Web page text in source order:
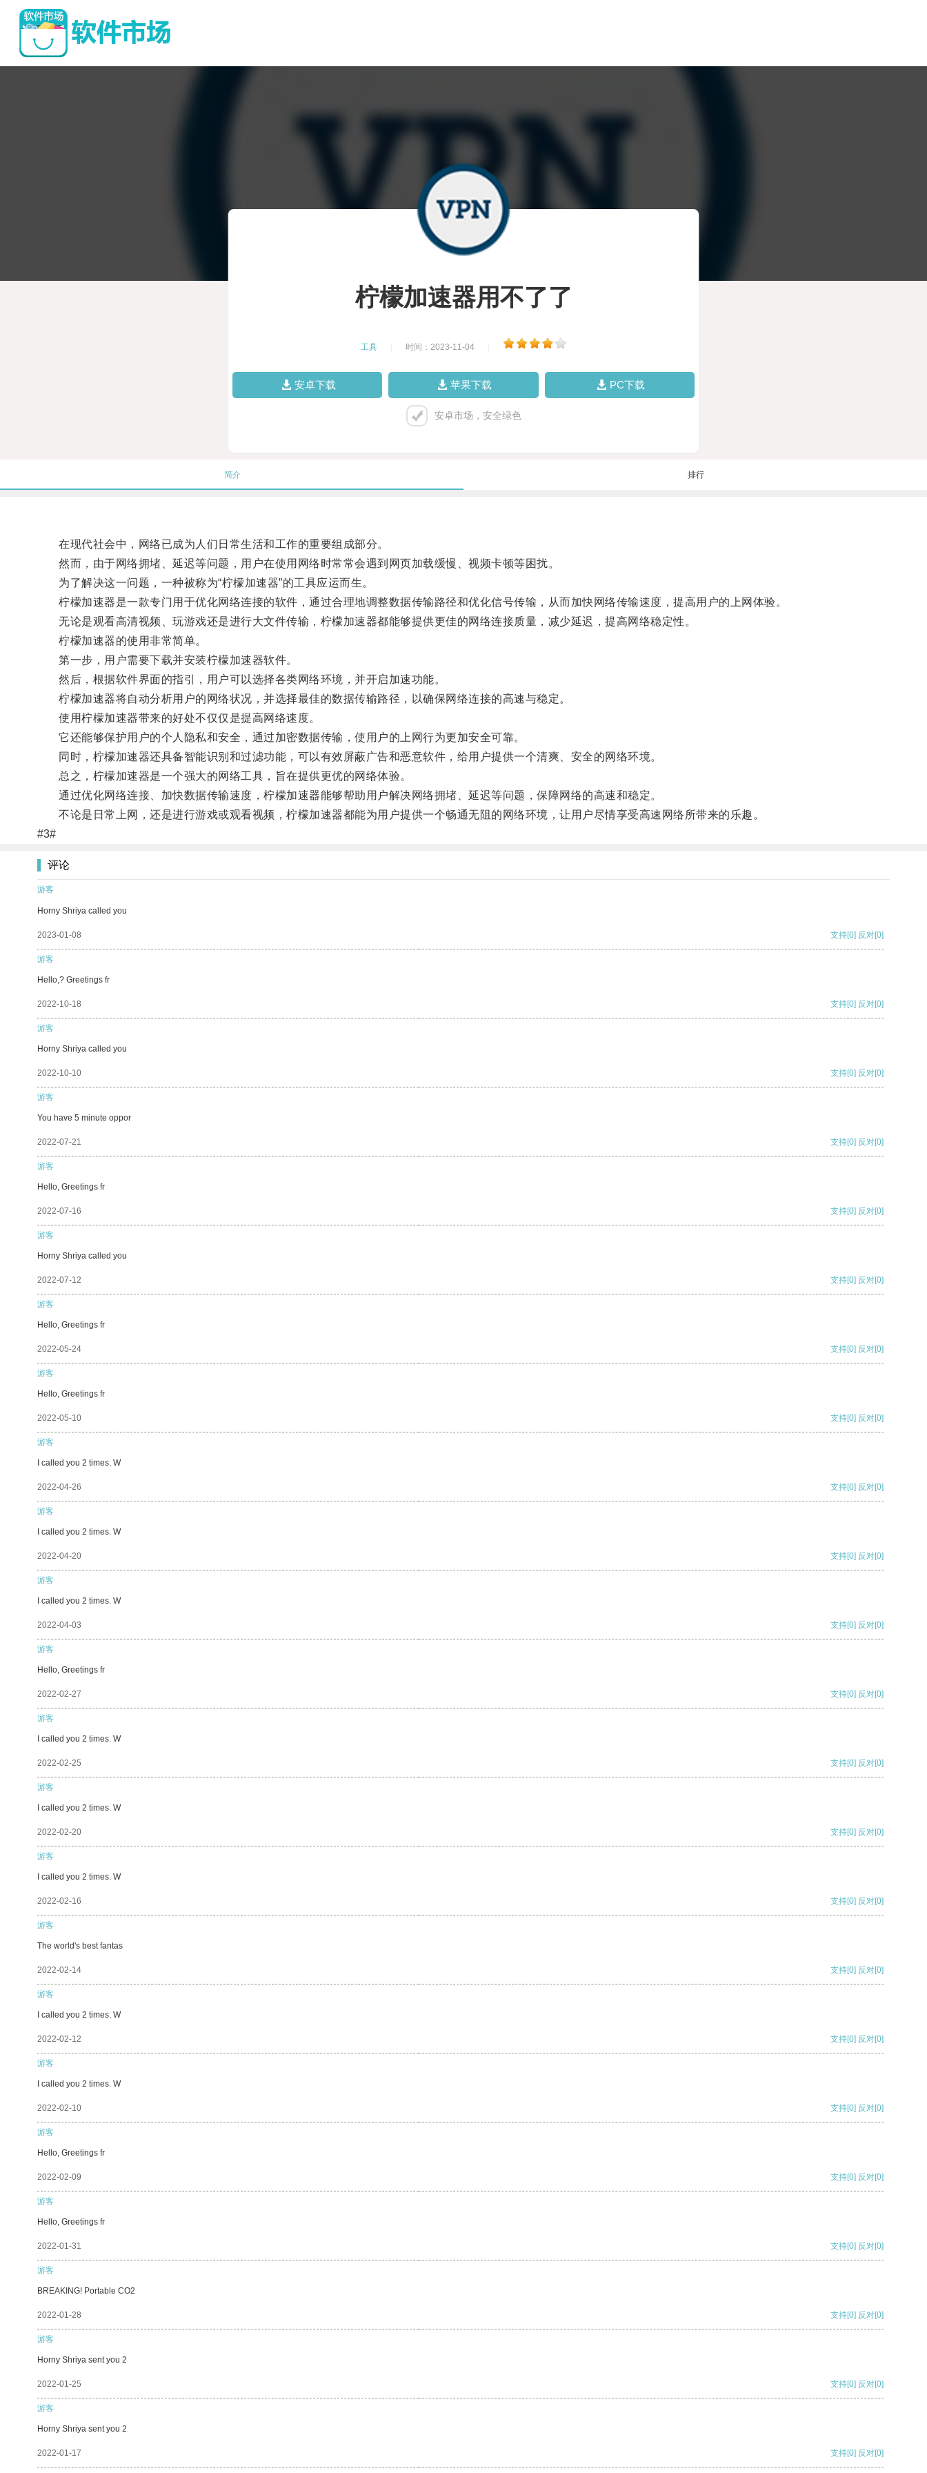
柠檬加速器用不了了
工具 时间：2023-11-04
安卓下载 苹果下载 PC下载
安卓市场，安全绿色
简介 排行
在现代社会中，网络已成为人们日常生活和工作的重要组成部分。
然而，由于网络拥堵、延迟等问题，用户在使用网络时常常会遇到网页加载缓慢、视频卡顿等困扰。
为了解决这一问题，一种被称为“柠檬加速器”的工具应运而生。
柠檬加速器是一款专门用于优化网络连接的软件，通过合理地调整数据传输路径和优化信号传输，从而加快网络传输速度，提高用户的上网体验。
无论是观看高清视频、玩游戏还是进行大文件传输，柠檬加速器都能够提供更佳的网络连接质量，减少延迟，提高网络稳定性。
柠檬加速器的使用非常简单。
第一步，用户需要下载并安装柠檬加速器软件。
然后，根据软件界面的指引，用户可以选择各类网络环境，并开启加速功能。
柠檬加速器将自动分析用户的网络状况，并选择最佳的数据传输路径，以确保网络连接的高速与稳定。
使用柠檬加速器带来的好处不仅仅是提高网络速度。
它还能够保护用户的个人隐私和安全，通过加密数据传输，使用户的上网行为更加安全可靠。
同时，柠檬加速器还具备智能识别和过滤功能，可以有效屏蔽广告和恶意软件，给用户提供一个清爽、安全的网络环境。
总之，柠檬加速器是一个强大的网络工具，旨在提供更优的网络体验。
通过优化网络连接、加快数据传输速度，柠檬加速器能够帮助用户解决网络拥堵、延迟等问题，保障网络的高速和稳定。
不论是日常上网，还是进行游戏或观看视频，柠檬加速器都能为用户提供一个畅通无阻的网络环境，让用户尽情享受高速网络所带来的乐趣。
#3#
评论
游客
Horny Shriya called you
2023-01-08 支持[0] 反对[0]
游客
Hello,? Greetings fr
2022-10-18 支持[0] 反对[0]
游客
Horny Shriya called you
2022-10-10 支持[0] 反对[0]
游客
You have 5 minute oppor
2022-07-21 支持[0] 反对[0]
游客
Hello, Greetings fr
2022-07-16 支持[0] 反对[0]
游客
Horny Shriya called you
2022-07-12 支持[0] 反对[0]
游客
Hello, Greetings fr
2022-05-24 支持[0] 反对[0]
游客
Hello, Greetings fr
2022-05-10 支持[0] 反对[0]
游客
I called you 2 times. W
2022-04-26 支持[0] 反对[0]
游客
I called you 2 times. W
2022-04-20 支持[0] 反对[0]
游客
I called you 2 times. W
2022-04-03 支持[0] 反对[0]
游客
Hello, Greetings fr
2022-02-27 支持[0] 反对[0]
游客
I called you 2 times. W
2022-02-25 支持[0] 反对[0]
游客
I called you 2 times. W
2022-02-20 支持[0] 反对[0]
游客
I called you 2 times. W
2022-02-16 支持[0] 反对[0]
游客
The world's best fantas
2022-02-14 支持[0] 反对[0]
游客
I called you 2 times. W
2022-02-12 支持[0] 反对[0]
游客
I called you 2 times. W
2022-02-10 支持[0] 反对[0]
游客
Hello, Greetings fr
2022-02-09 支持[0] 反对[0]
游客
Hello, Greetings fr
2022-01-31 支持[0] 反对[0]
游客
BREAKING! Portable CO2
2022-01-28 支持[0] 反对[0]
游客
Horny Shriya sent you 2
2022-01-25 支持[0] 反对[0]
游客
Horny Shriya sent you 2
2022-01-17 支持[0] 反对[0]